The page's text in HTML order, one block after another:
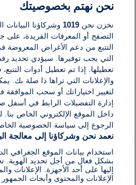
نحن نهتم بخصوصيتك
نخزن نحن1019 وشركاؤنا
التصفح أو المعرفات الفريدة، على
التتبع من دعم الأغراض المعروضة في
التي يجب توفيرها. سيؤدي تحديد
تعطيلها. إذا تم تعطيل أدوات
والإعلانات التي تراها ذا صلة بك.
لتغيير اختياراتك أو سحب
إدارة التفضيلات الرابط في أسفل
داخل الموقع الإلكتروني الخاص
الرجوع إلى سياسة الخصوصية
نعمد نحن وشركاؤنا إلى معالجة
استخدام بيانات الموقع الجغرافي
بشكل فعال من أجل تحديد الهوية.
إليها على أحد الأجهزة. الإعلانات
الإعلانات والمحتوى وأبحاث